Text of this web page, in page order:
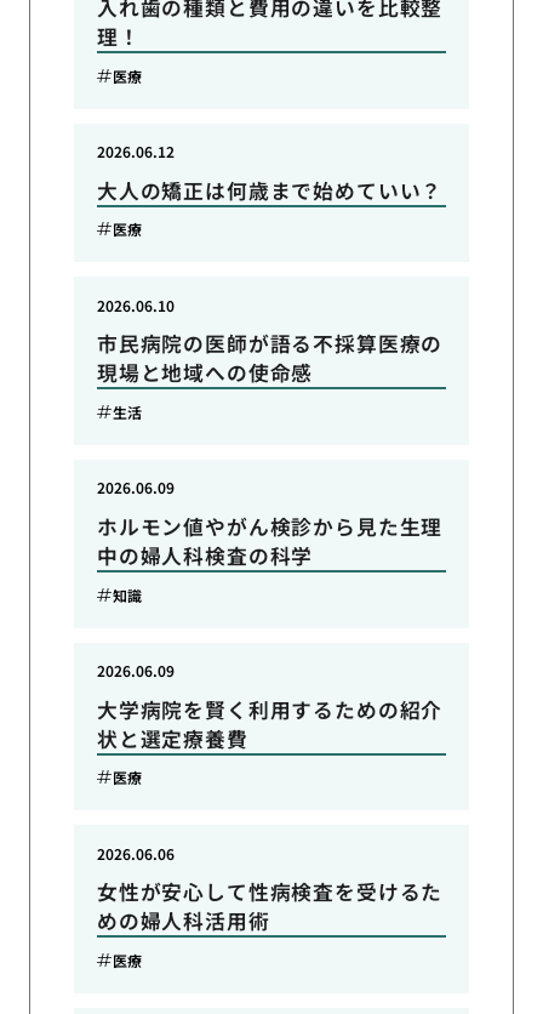
入れ歯の種類と費用の違いを比較整
理！
医療
大人の矯正は何歳まで始めていい？
2026.06.12
医療
市民病院の医師が語る不採算医療の
現場と地域への使命感
2026.06.10
生活
ホルモン値やがん検診から見た生理
中の婦人科検査の科学
2026.06.09
知識
大学病院を賢く利用するための紹介
状と選定療養費
2026.06.09
医療
女性が安心して性病検査を受けるた
めの婦人科活用術
2026.06.06
医療